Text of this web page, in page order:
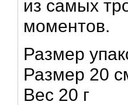
из самых
моментов.
Размер
Размер 20
Вес 20 г